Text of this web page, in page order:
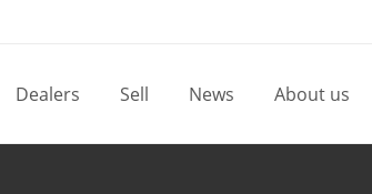
Dealers Sell News About us